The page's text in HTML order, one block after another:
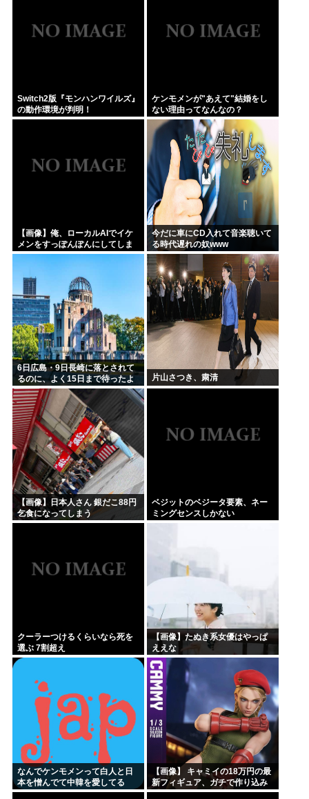
Switch2版『モンハンワイルズ』
の動作環境が判明！
ケンモメンが"あえて"結婚をし
ない理由ってなんなの？
【画像】俺、ローカルAIでイケ
メンをすっぽんぽんにしてしま
うwww
今だに車にCD入れて音楽聴いて
る時代遅れの奴www
6日広島・9日長崎に落とされて
るのに、よく15日まで待ったよ
な
片山さつき、粛清
【画像】日本人さん 銀だこ88円
乞食になってしまう
ベジットのベジータ要素、ネー
ミングセンスしかない
クーラーつけるくらいなら死を
選ぶ 7割超え
【画像】たぬき系女優はやっぱ
ええな
なんでケンモメンって白人と日
本を憎んでて中韓を愛してる
の？
【画像】 キャミイの18万円の最
新フィギュア、ガチで作り込み
がエグすぎる